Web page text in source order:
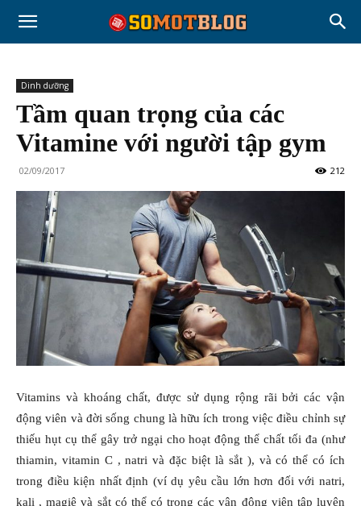
Dinh dưỡng
Tầm quan trọng của các
Vitamine với người tập gym
02/09/2017 212
Vitamins và khoáng chất, được sử dụng rộng rãi bởi các vận
động viên và đời sống chung là hữu ích trong việc điều chỉnh sự
thiếu hụt cụ thể gây trở ngại cho hoạt động thể chất tối đa (như
thiamin, vitamin C , natri và đặc biệt là sắt ), và có thể có ích
trong điều kiện nhất định (ví dụ yêu cầu lớn hơn đối với natri,
kali , magiê và sắt có thể có trong các vận động viên tập luyện